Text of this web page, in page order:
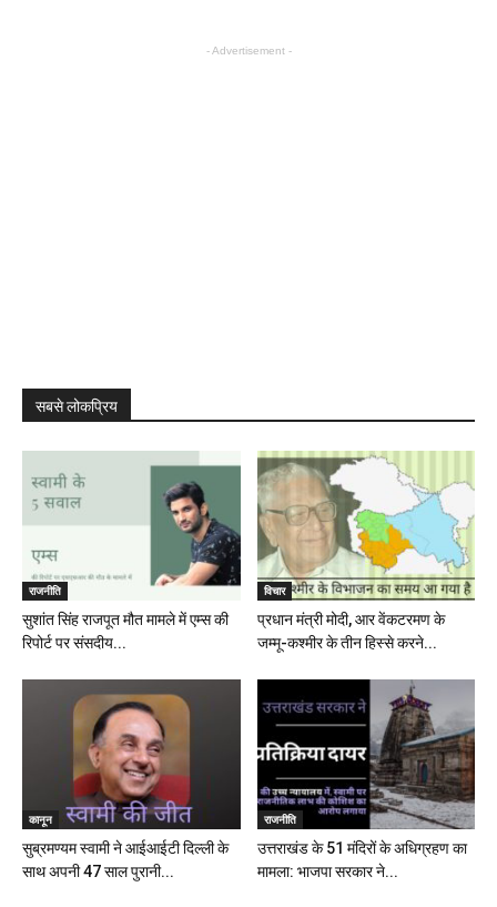
- Advertisement -
सबसे लोकप्रिय
राजनीति
सुशांत सिंह राजपूत मौत मामले में एम्स की
रिपोर्ट पर संसदीय...
विचार
प्रधान मंत्री मोदी, आर वेंकटरमण के
जम्मू-कश्मीर के तीन हिस्से करने...
कानून
सुब्रमण्यम स्वामी ने आईआईटी दिल्ली के
साथ अपनी 47 साल पुरानी...
राजनीति
उत्तराखंड के 51 मंदिरों के अधिग्रहण का
मामला: भाजपा सरकार ने...